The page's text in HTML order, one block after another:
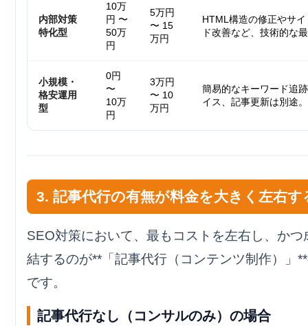
内部対策
特化型
10万
円 〜
50万
円
5万円
〜 15
万円
HTML構造の修正やサ
ド改善など、技術的な
小規模・
格安運用
型
0円
〜
10万
円
3万円
〜 10
万円
簡易的なキーワード追
イス、記事更新は別途。
3. 記事代行の有無が料金を大きく左右す
SEO対策において、最もコストを左右し、かつ
結するのが**「記事代行（コンテンツ制作）」
です。
記事代行なし（コンサルのみ）の場合